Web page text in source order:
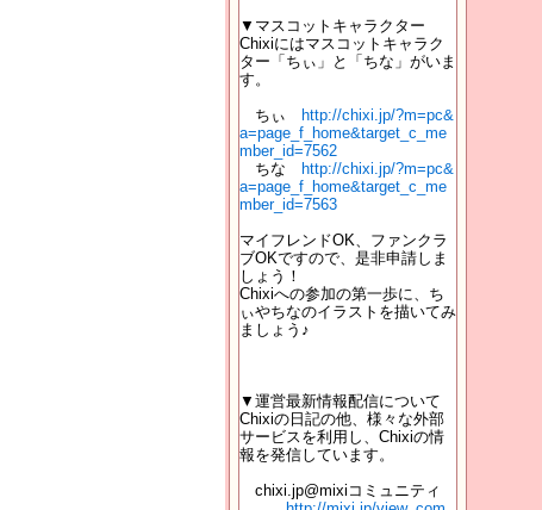
▼マスコットキャラクター
Chixiにはマスコットキャラク
ター「ちぃ」と「ちな」がいま
す。
ちぃ
http://chixi.jp/?m=pc&
a=page_f_home&target_c_me
mber_id=7562
ちな
http://chixi.jp/?m=pc&
a=page_f_home&target_c_me
mber_id=7563
マイフレンドOK、ファンクラ
ブOKですので、是非申請しま
しょう！
Chixiへの参加の第一歩に、ち
ぃやちなのイラストを描いてみ
ましょう♪
▼運営最新情報配信について
Chixiの日記の他、様々な外部
サービスを利用し、Chixiの情
報を発信しています。
chixi.jp@mixiコミュニティ